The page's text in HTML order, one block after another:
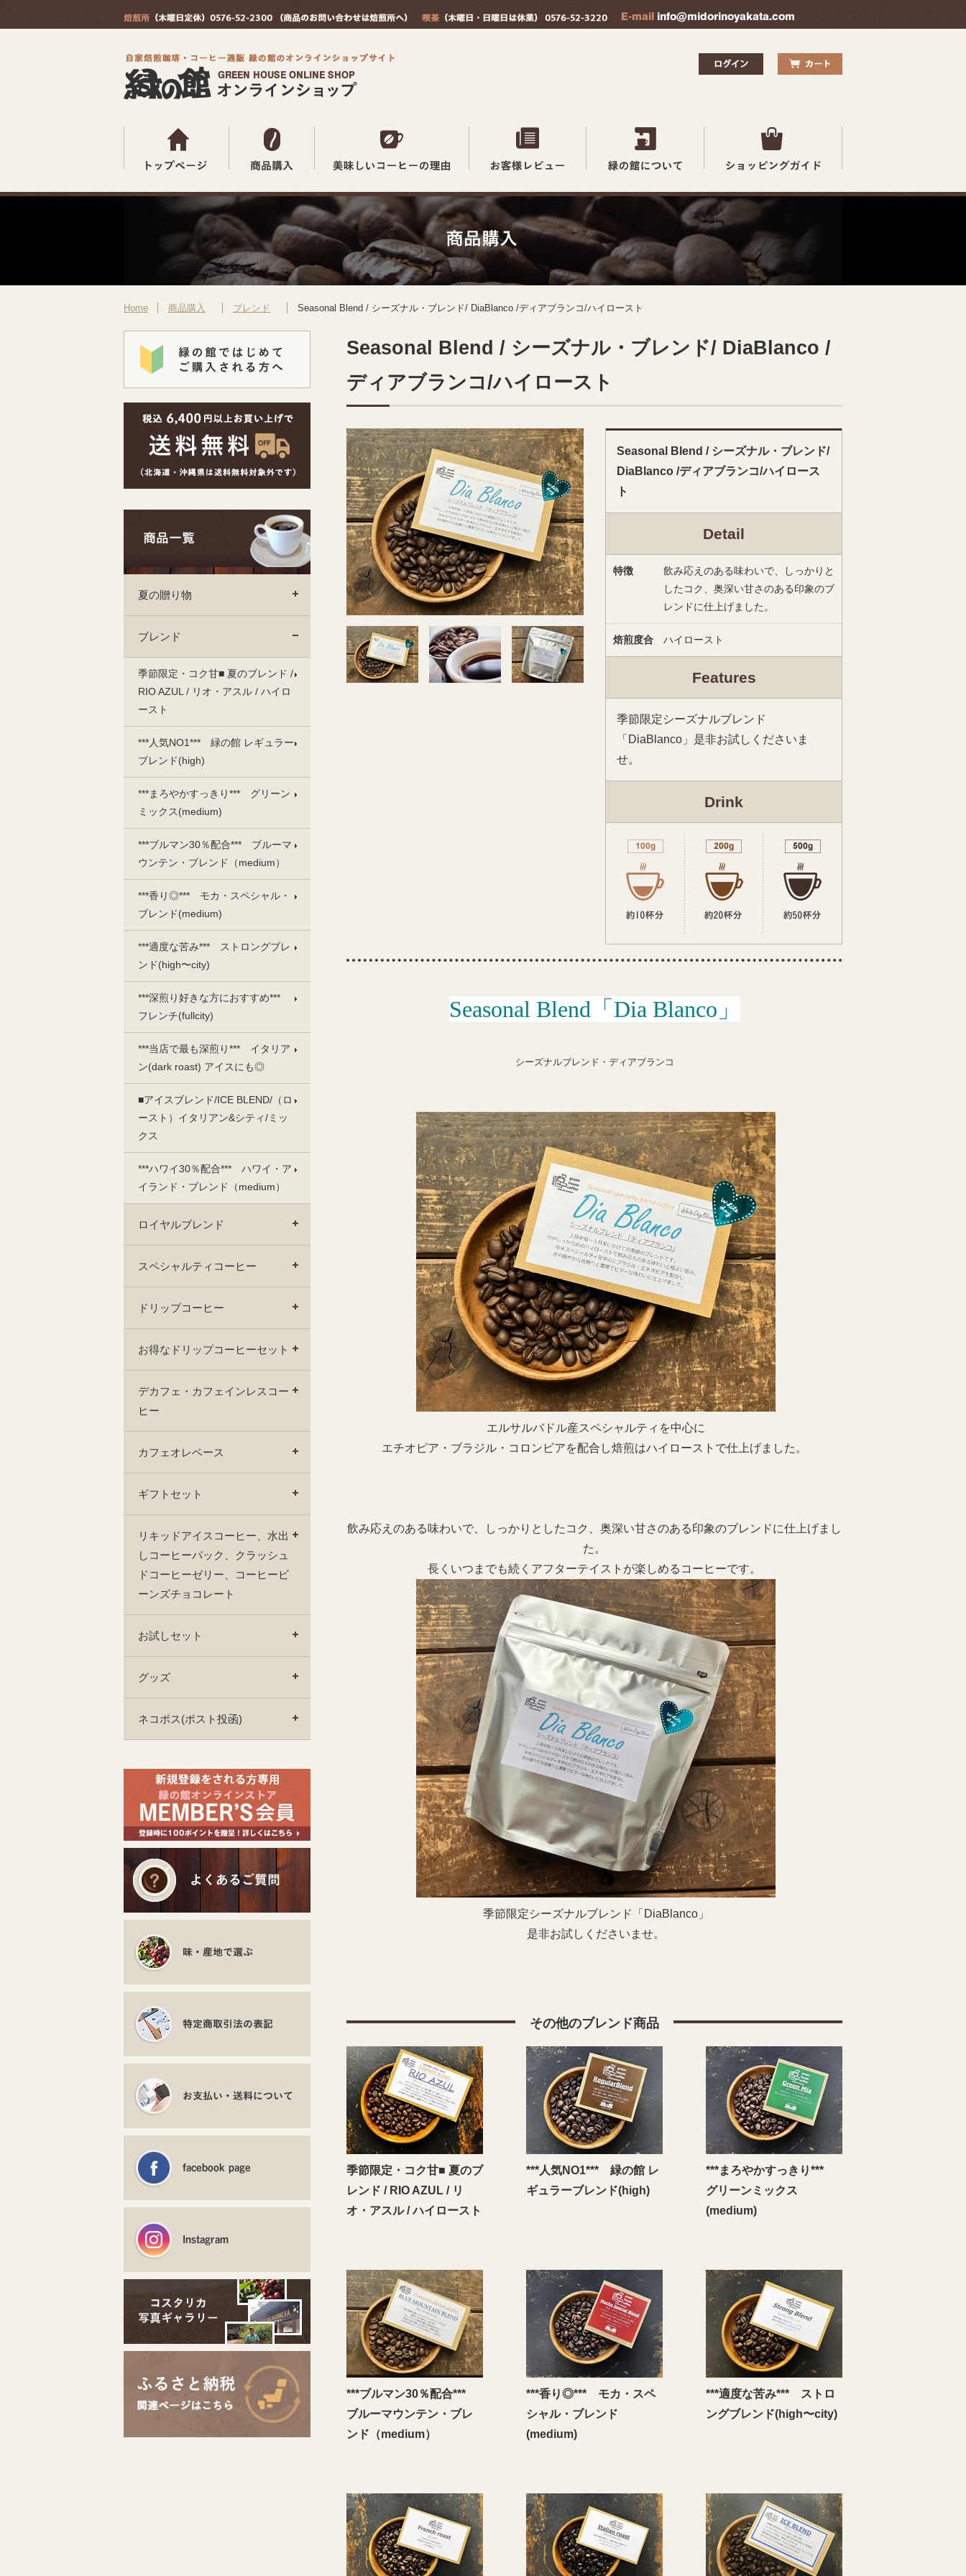
Home 商品購入 ブレンド Seasonal Blend / シーズナル・ブレンド/ DiaBlanco /ディアブランコ/ハイロースト
Seasonal Blend / シーズナル・ブレンド/ DiaBlanco /
ディアブランコ/ハイロースト
Seasonal Blend / シーズナル・ブレンド/
DiaBlanco /ディアブランコ/ハイロース
ト
Detail
特徴
飲み応えのある味わいで、しっかりと
したコク、奥深い甘さのある印象のブ
レンドに仕上げました。
焙煎度合 ハイロースト
Features
季節限定シーズナルブレンド
「DiaBlanco」是非お試しくださいま
せ。
Drink
Seasonal Blend「Dia Blanco」
シーズナルブレンド・ディアブランコ
エルサルバドル産スペシャルティを中心に
エチオピア・ブラジル・コロンビアを配合し焙煎はハイローストで仕上げました。
飲み応えのある味わいで、しっかりとしたコク、奥深い甘さのある印象のブレンドに仕上げまし
た。
長くいつまでも続くアフターテイストが楽しめるコーヒーです。
季節限定シーズナルブレンド「DiaBlanco」
是非お試しくださいませ。
その他のブレンド商品
季節限定・コク甘■ 夏のブ
レンド / RIO AZUL / リ
オ・アスル / ハイロースト
***人気NO1*** 緑の館 レ
ギュラーブレンド(high)
***まろやかすっきり***
グリーンミックス
(medium)
***ブルマン30％配合***
ブルーマウンテン・ブレ
ンド（medium）
***香り◎*** モカ・スペ
シャル・ブレンド
(medium)
***適度な苦み*** ストロ
ングブレンド(high〜city)
夏の贈り物
ブレンド
季節限定・コク甘■ 夏のブレンド /
RIO AZUL / リオ・アスル / ハイロ
ースト
***人気NO1*** 緑の館 レギュラー
ブレンド(high)
***まろやかすっきり*** グリーン
ミックス(medium)
***ブルマン30％配合*** ブルーマ
ウンテン・ブレンド（medium）
***香り◎*** モカ・スペシャル・
ブレンド(medium)
***適度な苦み*** ストロングブレ
ンド(high〜city)
***深煎り好きな方におすすめ***
フレンチ(fullcity)
***当店で最も深煎り*** イタリア
ン(dark roast) アイスにも◎
■アイスブレンド/ICE BLEND/（ロ
ースト）イタリアン&シティ/ミッ
クス
***ハワイ30％配合*** ハワイ・ア
イランド・ブレンド（medium）
ロイヤルブレンド
スペシャルティコーヒー
ドリップコーヒー
お得なドリップコーヒーセット
デカフェ・カフェインレスコー
ヒー
カフェオレベース
ギフトセット
リキッドアイスコーヒー、水出
しコーヒーパック、クラッシュ
ドコーヒーゼリー、コーヒービ
ーンズチョコレート
お試しセット
グッズ
ネコポス(ポスト投函)